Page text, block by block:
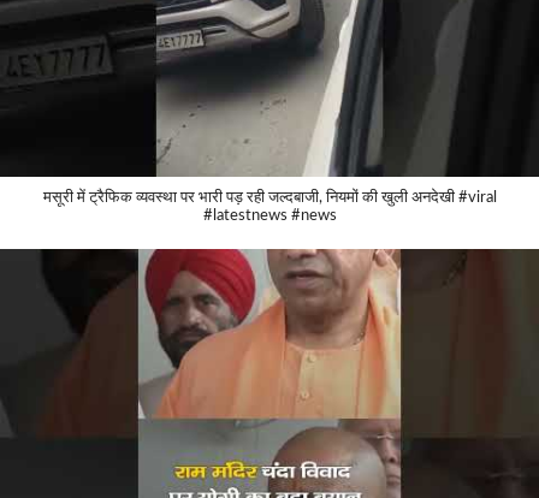
मसूरी में ट्रैफिक व्यवस्था पर भारी पड़ रही जल्दबाजी, नियमों की खुली अनदेखी #viral
#latestnews #news